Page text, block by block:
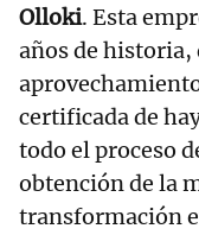
Olloki. Esta
años de historia,
certificada de
todo el proceso
obtención de la
transformación